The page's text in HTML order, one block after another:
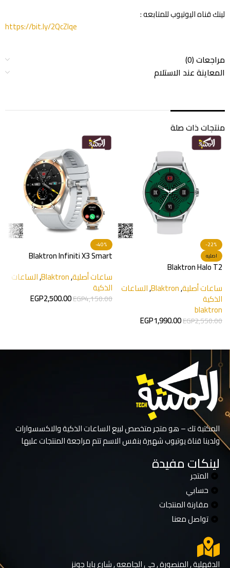
لينك قناه اليوتيوب للمتابعه :
https://bit.ly/2QcZIqe
مراجعات (0)
المعاينة عند الاستلام
منتجات ذات صلة
-22%
اصليه
Blaktron Halo T2
ساعات أصلية,
Blaktron
,الساعات
الذكية
blaktron
EGP2,550.00
EGP1,990.00
-40%
Blaktron Infiniti X3 Smart
ساعات أصلية,
Blaktron
,الساعات
الذكية
EGP4,150.00
EGP2,500.00
المكتبة تك – هو متجر متخصص لبيع الساعات الذكية والاكسسوارات
ولدينا قناة يوتيوب شهيرة بنفس الاسم تتم مراجعة المنتجات عليها
لينكات مفيدة
المتجر
حسابي
مقارنة المنتجات
تواصل معنا
الدقهلية , المنصورة , حي الجامعه , شارع بابا جونز